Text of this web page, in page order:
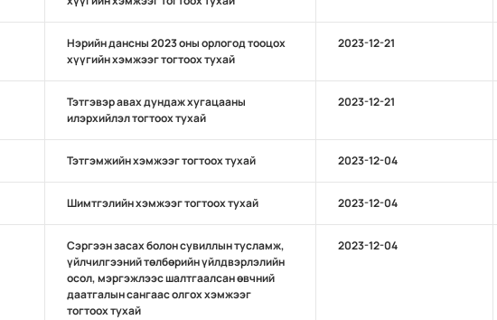
Нэрийн дансны 2023 оны орлогод тооцох
хүүгийн хэмжээг тогтоох тухай
2023-12-21
Тэтгэвэр авах дундаж хугацааны
илэрхийлэл тогтоох тухай
2023-12-21
Тэтгэмжийн хэмжээг тогтоох тухай 2023-12-04
Шимтгэлийн хэмжээг тогтоох тухай 2023-12-04
Сэргээн засах болон сувиллын тусламж,
үйлчилгээний төлбөрийн үйлдвэрлэлийн
осол, мэргэжлээс шалтгаалсан өвчний
даатгалын сангаас олгох хэмжээг
тогтоох тухай
2023-12-04